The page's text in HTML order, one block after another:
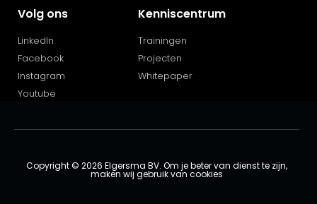
Volg ons
LinkedIn
Facebook
Instagram
Youtube
Kenniscentrum
Trainingen
Projecten
Whitepaper
Copyright © 2026 Elgersma BV. Om je beter van dienst te zijn,
maken wij gebruik van cookies